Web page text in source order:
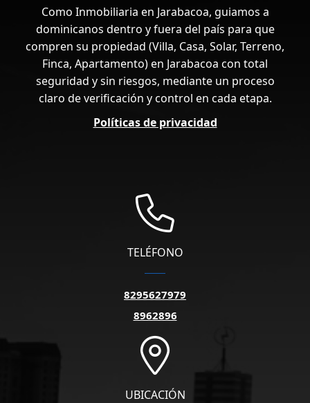
Como Inmobiliaria en Jarabacoa, guiamos a
dominicanos dentro y fuera del país para que
compren su propiedad (Villa, Casa, Solar, Terreno,
Finca, Apartamento) en Jarabacoa con total
seguridad y sin riesgos, mediante un proceso
claro de verificación y control en cada etapa.
Políticas de privacidad
TELÉFONO
8295627979
8962896
UBICACIÓN